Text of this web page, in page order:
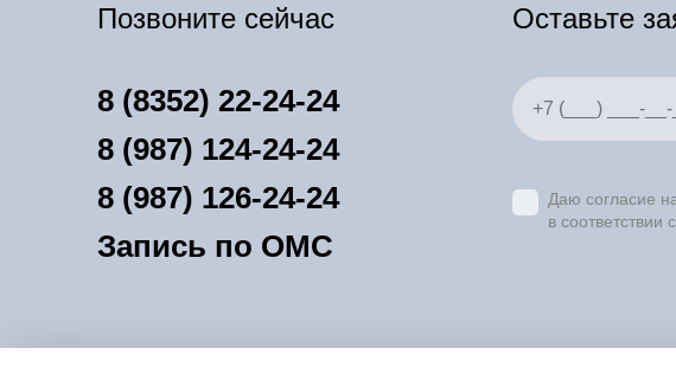
Позвоните сейчас
8 (8352) 22-24-24
8 (987) 124-24-24
8 (987) 126-24-24
Запись по ОМС
Оставьте
Даю согласие
в соответствии с